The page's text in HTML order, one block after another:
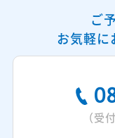
ご
お気軽に
（受